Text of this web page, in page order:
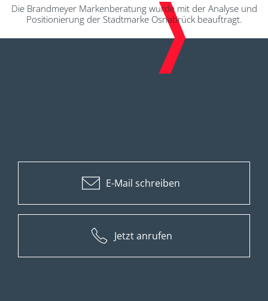
Die Brandmeyer Markenberatung wurde mit der Analyse und
Positionierung der Stadtmarke Osnabrück beauftragt.
E-Mail schreiben
Jetzt anrufen